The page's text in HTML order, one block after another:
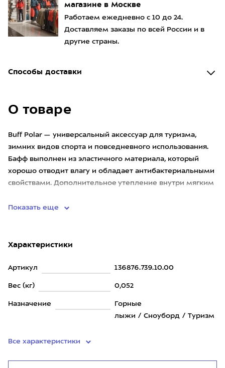
магазине в Москве
Работаем ежедневно с 10 до 24.
Доставляем заказы по всей России и в
другие страны.
Способы доставки
О товаре
Buff Polar — универсальный аксессуар для туризма,
зимних видов спорта и повседневного использования.
Бафф выполнен из эластичного материала, который
хорошо отводит влагу и обладает антибактериальными
свойствами. Дополнительное утепление внутри мягким
Показать еще
Характеристики
Артикул 136876.739.10.00
Вес (кг) 0,052
Назначение
Горные
лыжи / Сноуборд / Туризм
Все характеристики